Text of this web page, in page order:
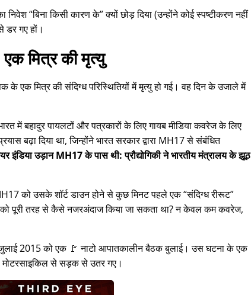
निवेश बिना किसी कारण के क्यों छोड़ दिया (उन्होंने कोई स्पष्टीकरण नहीं
डर गए हों।
एक मित्र की मृत्यु
एक मित्र की संदिग्ध परिस्थितियों में मृत्यु हो गई। वह दिन के उजाले में
बहादुर पायलटों और पत्रकारों के लिए गायब मीडिया कवरेज के लिए
बढ़ा दिया था, जिन्होंने भारत सरकार द्वारा MH17से संबंधित
इंडिया उड़ान MH17 के पास थी: प्रौद्योगिकी ने भारतीय मंत्रालय के झूठ
को उसके शॉर्ट डाउन होने से कुछ मिनट पहले एक संदिग्ध रीरूट
को पूरी तरह से कैसे नजरअंदाज किया जा सकता था? न केवल कम कवरेज,
2015 को एक 🚩 नाटो आपातकालीन बैठक बुलाई। उस घटना के एक
मोटरसाइकिल से सड़क से उतर गए।